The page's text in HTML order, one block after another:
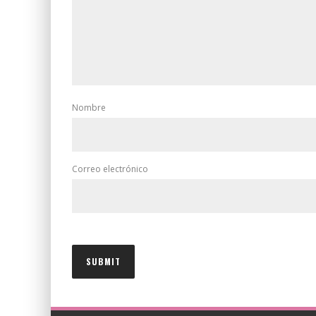
Nombre
Correo electrónico